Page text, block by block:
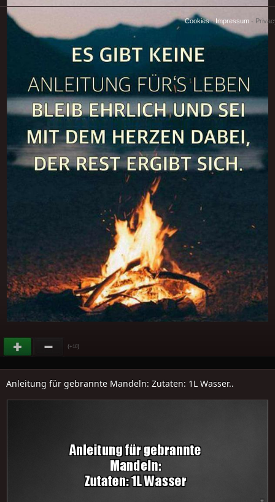
(+10)
Anleitung für gebrannte Mandeln: Zutaten: 1L Wasser..
Cookies-Impressum -